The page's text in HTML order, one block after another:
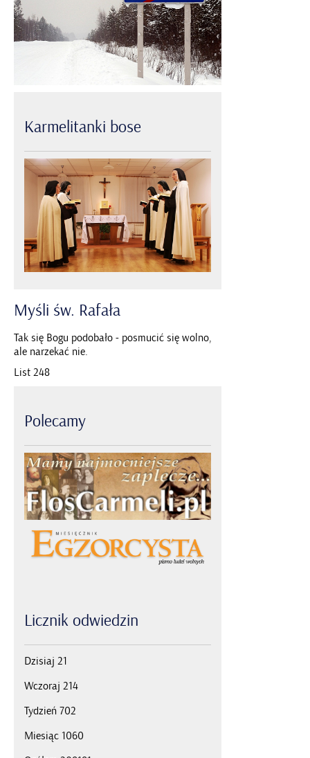
Karmelitanki bose
Myśli św. Rafała
Tak się Bogu podobało - posmucić się wolno,
ale narzekać nie.
List 248
Polecamy
Licznik odwiedzin
Dzisiaj 21
Wczoraj 214
Tydzień 702
Miesiąc 1060